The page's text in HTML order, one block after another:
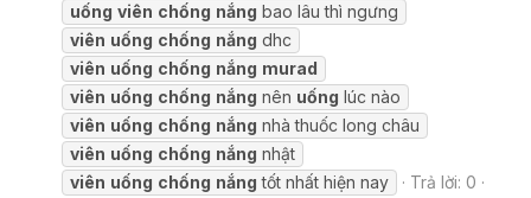
uống viên chống nắng bao lâu thì ngưng
viên uống chống nắng dhc
viên uống chống nắng murad
viên uống chống nắng nên uống lúc nào
viên uống chống nắng nhà thuốc long châu
viên uống chống nắng nhật
viên uống chống nắng tốt nhất hiện nay
Trả lời: 0